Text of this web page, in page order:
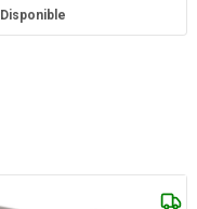
Disponible